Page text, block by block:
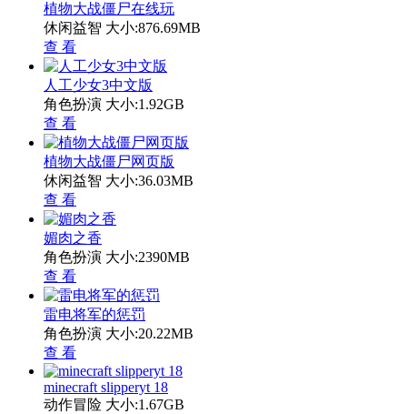
植物大战僵尸在线玩
休闲益智 大小:876.69MB
查 看
人工少女3中文版
角色扮演 大小:1.92GB
查 看
植物大战僵尸网页版
休闲益智 大小:36.03MB
查 看
媚肉之香
角色扮演 大小:2390MB
查 看
雷电将军的惩罚
角色扮演 大小:20.22MB
查 看
minecraft slipperyt 18
动作冒险 大小:1.67GB